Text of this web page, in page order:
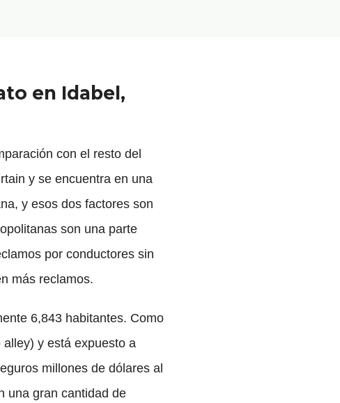
en Idabel,
con el resto del
y se encuentra en una
y esos dos factores son
son una parte
por conductores sin
más reclamos.
6,843 habitantes. Como
y está expuesto a
millones de dólares al
una gran cantidad de